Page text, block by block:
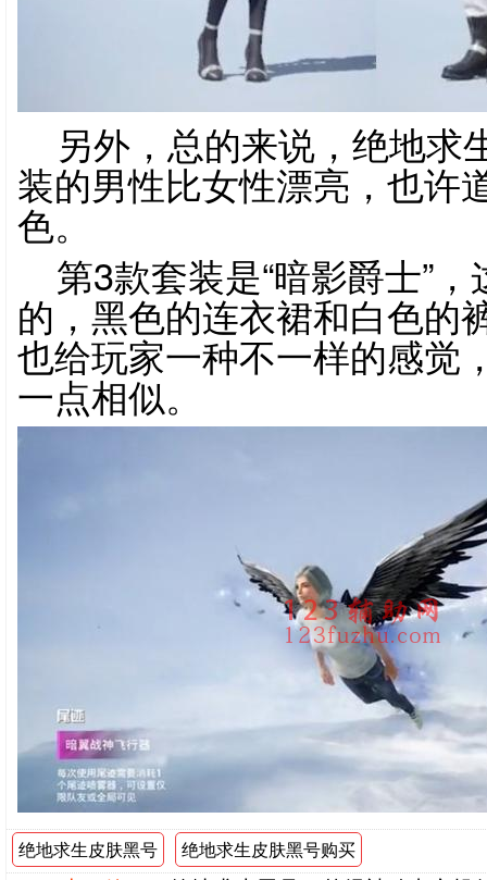
另外，总的来说， 绝地求
装的男性比女性漂亮，也许
色。
第3款套装是“暗影爵士”
的，黑色的连衣裙和白色的
也给玩家一种不一样的感觉
一点相似。
绝地求生皮肤黑号 绝地求生皮肤黑号购买